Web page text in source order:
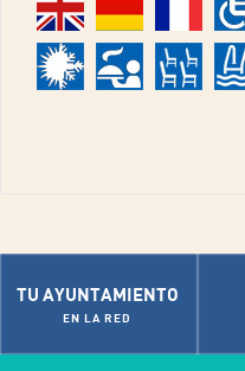
TU AYUNTAMIENTO
EN LA RED